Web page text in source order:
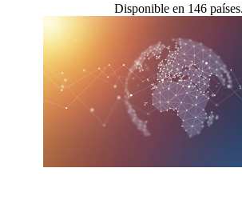
Disponible en 146 países.